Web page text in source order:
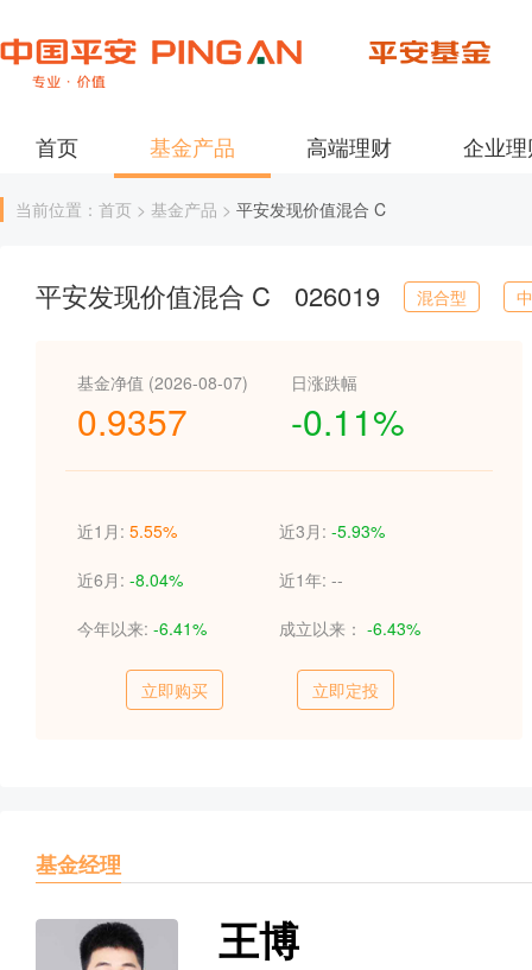
首页 基金产品 高端理财 企业
当前位置：首页 > 基金产品 > 平安发现价值混合 C
平安发现价值混合 C 026019 混合型
基金净值 (2026-08-07)
0.9357
日涨跌幅
-0.11%
近1月: 5.55% 近3月: -5.93%
近6月: -8.04% 近1年: --
今年以来: -6.41% 成立以来： -6.43%
立即购买 立即定投
基金经理
王博